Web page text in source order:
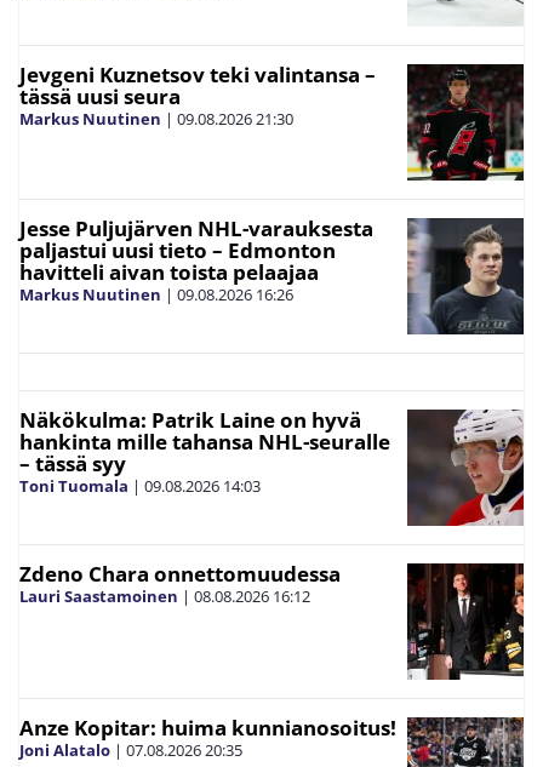
Jevgeni Kuznetsov teki valintansa –
tässä uusi seura
Markus Nuutinen | 09.08.202621:30
Jesse Puljujärven NHL-varauksesta
paljastui uusi tieto – Edmonton
havitteli aivan toista pelaajaa
Markus Nuutinen | 09.08.2026 16:26
Näkökulma: Patrik Laine on hyvä
hankinta mille tahansa NHL-seuralle
– tässä syy
Toni Tuomala | 09.08.2026 14:03
Zdeno Chara onnettomuudessa
Lauri Saastamoinen | 08.08.2026 16:12
Anze Kopitar: huima kunnianosoitus!
Joni Alatalo | 07.08.202620:35